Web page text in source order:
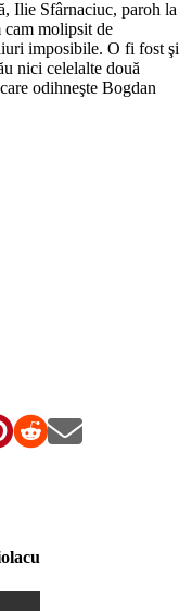
Ilie Sfârnaciuc, paroh la
cam molipsit de
imposibile. O fi fost şi
nici celelalte două
odihneşte Bogdan